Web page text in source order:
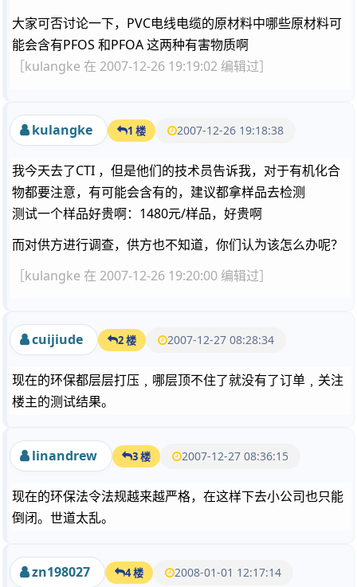
大家可否讨论一下，PVC电线电缆的原材料中哪些原材料可
能会含有PFOS 和PFOA 这两种有害物质啊
［kulangke 在 2007-12-26 19:19:02 编辑过］
kulangke 1 楼 2007-12-26 19:18:38
我今天去了CTI ，但是他们的技术员告诉我，对于有机化合
物都要注意，有可能会含有的，建议都拿样品去检测
测试一个样品好贵啊：1480元/样品，好贵啊
而对供方进行调查，供方也不知道，你们认为该怎么办呢？
［kulangke 在 2007-12-26 19:20:00 编辑过］
cuijiude 2 楼 2007-12-27 08:28:34
现在的环保都层层打压﹐哪层顶不住了就没有了订单﹐关注
楼主的测试结果。
linandrew 3 楼 2007-12-27 08:36:15
现在的环保法令法规越来越严格，在这样下去小公司也只能
倒闭。世道太乱。
zn198027 4 楼 2008-01-01 12:17:14